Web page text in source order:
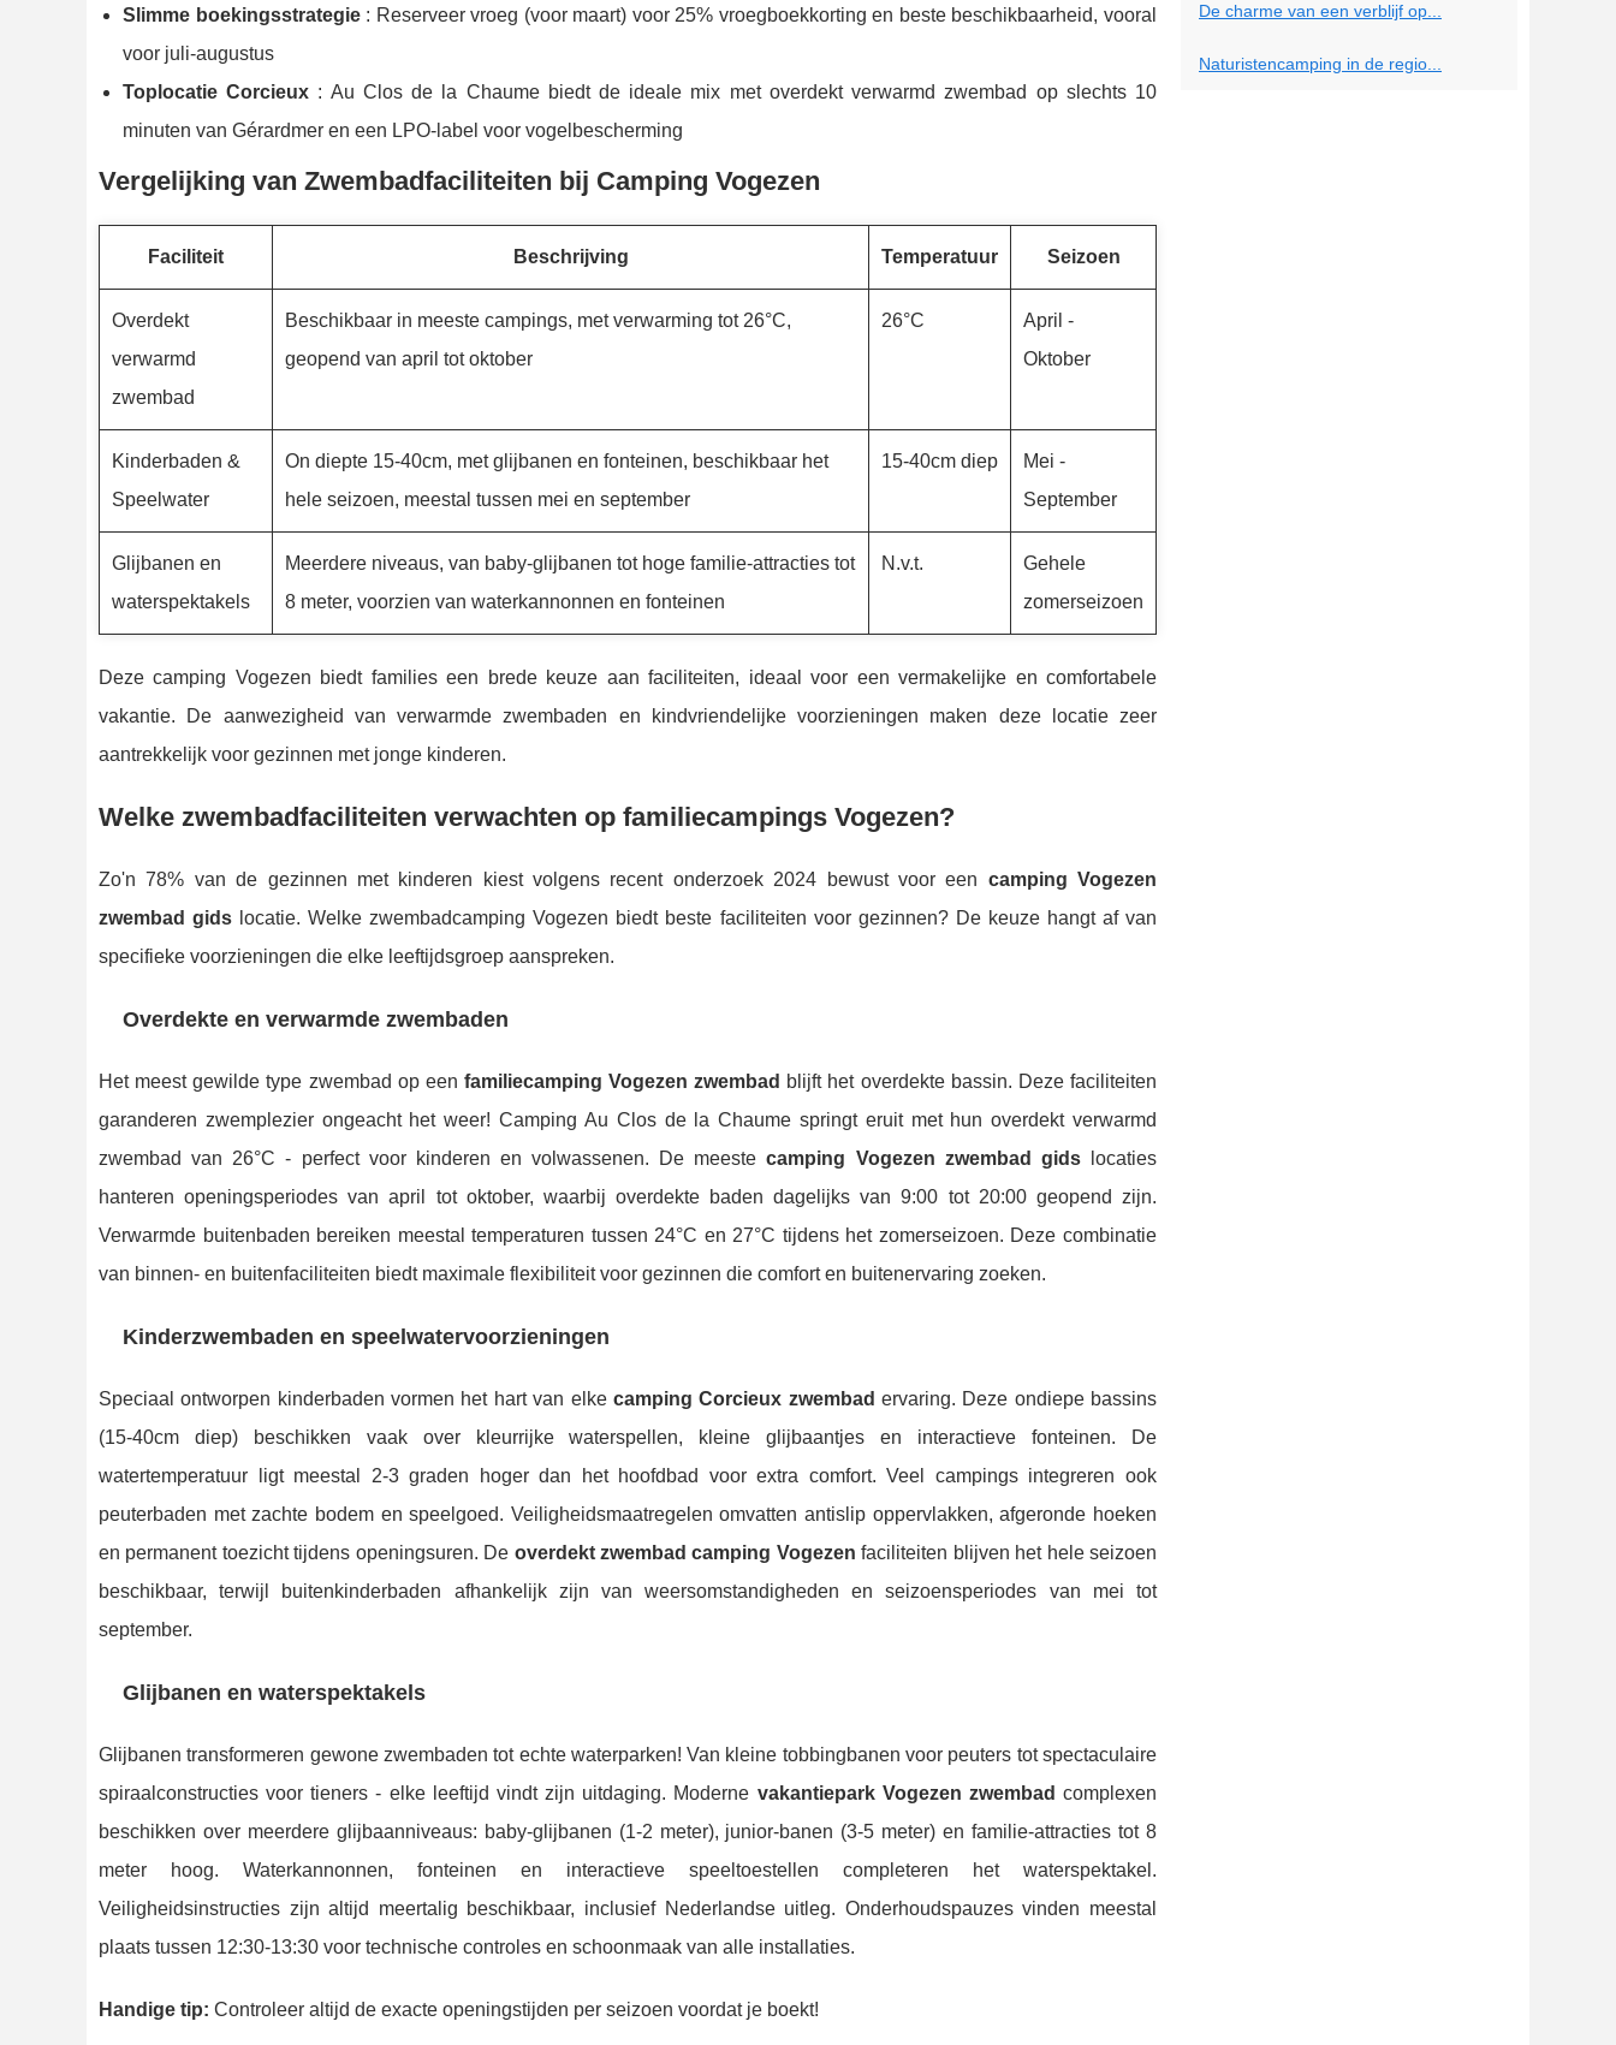
Slimme boekingsstrategie: Reserveer vroeg (voor maart) voor 25% vroegboekkorting en beste beschikbaarheid, vooral
voor juli-augustus
Toplocatie Corcieux : Au Clos de la Chaume biedt de ideale mix met overdekt verwarmd zwembad op slechts 10
minuten van Gérardmer en een LPO-label voor vogelbescherming
Vergelijking van Zwembadfaciliteiten bij Camping Vogezen
Faciliteit Beschrijving Temperatuur Seizoen
Overdekt
verwarmd
zwembad
Beschikbaar in meeste campings, met verwarming tot 26°C,
geopend van april tot oktober
26°C
April -
Oktober
Kinderbaden &
Speelwater
On diepte 15-40cm, met glijbanen en fonteinen, beschikbaar het
hele seizoen, meestal tussen mei en september
15-40cm diep
Mei -
September
Glijbanen en
waterspektakels
Meerdere niveaus, van baby-glijbanen tot hoge familie-attracties tot
8 meter, voorzien van waterkannonnen en fonteinen
N.v.t.
Gehele
zomerseizoen
Deze camping Vogezen biedt families een brede keuze aan faciliteiten, ideaal voor een vermakelijke en comfortabele
vakantie. De aanwezigheid van verwarmde zwembaden en kindvriendelijke voorzieningen maken deze locatie zeer
aantrekkelijk voor gezinnen met jonge kinderen.
Welke zwembadfaciliteiten verwachten op familiecampings Vogezen?
Zo'n 78% van de gezinnen met kinderen kiest volgens recent onderzoek 2024 bewust voor een camping Vogezen
zwembad gids locatie. Welke zwembadcamping Vogezen biedt beste faciliteiten voor gezinnen? De keuze hangt af van
specifieke voorzieningen die elke leeftijdsgroep aanspreken.
Overdekte en verwarmde zwembaden
Het meest gewilde type zwembad op een familiecamping Vogezen zwembad blijft het overdekte bassin. Deze faciliteiten
garanderen zwemplezier ongeacht het weer! Camping Au Clos de la Chaume springt eruit met hun overdekt verwarmd
zwembad van 26°C - perfect voor kinderen en volwassenen. De meestecamping Vogezen zwembad gidslocaties
hanteren openingsperiodes van april tot oktober, waarbij overdekte baden dagelijks van 9:00 tot 20:00 geopend zijn.
Verwarmde buitenbaden bereiken meestal temperaturen tussen 24°C en 27°C tijdens het zomerseizoen. Deze combinatie
van binnen- en buitenfaciliteiten biedt maximale flexibiliteit voor gezinnen die comfort en buitenervaring zoeken.
Kinderzwembaden en speelwatervoorzieningen
Speciaal ontworpen kinderbaden vormen het hart van elke camping Corcieux zwembad ervaring. Deze ondiepe bassins
(15-40cm diep) beschikken vaak over kleurrijke waterspellen, kleine glijbaantjes en interactieve fonteinen. De
watertemperatuur ligt meestal 2-3 graden hoger dan het hoofdbad voor extra comfort. Veel campings integreren ook
peuterbaden met zachte bodem en speelgoed. Veiligheidsmaatregelen omvatten antislip oppervlakken, afgeronde hoeken
en permanent toezicht tijdens openingsuren. De overdekt zwembad camping Vogezen faciliteiten blijven het hele seizoen
beschikbaar, terwijl buitenkinderbaden afhankelijk zijn van weersomstandigheden en seizoensperiodes van mei tot
september.
Glijbanen en waterspektakels
Glijbanen transformeren gewone zwembaden tot echte waterparken! Van kleine tobbingbanen voor peuters tot spectaculaire
spiraalconstructies voor tieners - elke leeftijd vindt zijn uitdaging. Moderne vakantiepark Vogezen zwembad complexen
beschikken over meerdere glijbaanniveaus: baby-glijbanen (1-2 meter), junior-banen (3-5 meter) en familie-attracties tot 8
meter hoog. Waterkannonnen, fonteinen en interactieve speeltoestellen completeren het waterspektakel.
Veiligheidsinstructies zijn altijd meertalig beschikbaar, inclusief Nederlandse uitleg. Onderhoudspauzes vinden meestal
plaats tussen 12:30-13:30 voor technische controles en schoonmaak van alle installaties.
Handige tip: Controleer altijd de exacte openingstijden per seizoen voordat je boekt!
De charme van een verblijf op...
Naturistencamping in de regio...